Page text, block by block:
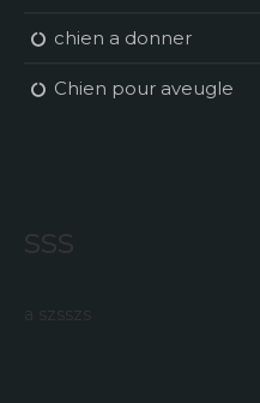
chien a donner
Chien pour aveugle
sss
a szsszs